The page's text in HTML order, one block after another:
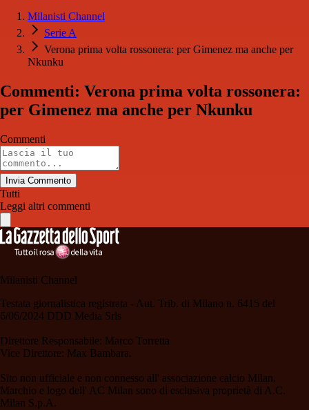
Milanisti Channel
Serie A
Verona prima volta rossonera: per Gimenez ma anche per
Nkunku
Commenti: Verona prima volta rossonera:
per Gimenez ma anche per Nkunku
Commenti
Invia Commento
Tutti
Leggi altri commenti
Milanisti Channel
Testata giornalistica registrata - Aut. Trib. di Milano n. 6415 del
6/06/2024 DDD Media Srls
Direttore Responsabile: Marco Torretta
Vice Direttore: Max Bambara.
Sito non ufficiale e non connesso all' associazione calcio Milan.
Marchio e logo dell' AC Milan sono di esclusiva proprietà di A.C.
Milan S.p.A.